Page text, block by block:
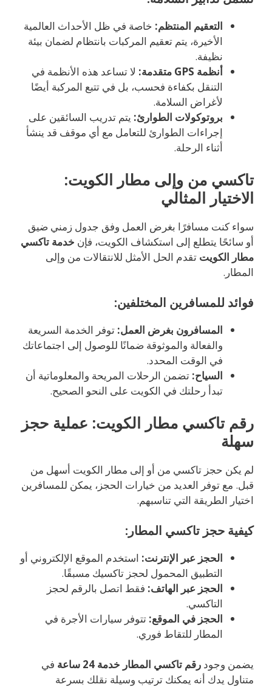
التعقيم المنتظم: خاصة في ظل الأحداث العالمية
الأخيرة، يتم تعقيم المركبات بانتظام لضمان بيئة
نظيفة.
أنظمة GPS متقدمة:
لا تساعد هذه الأنظمة في
التنقل بكفاءة فحسب، بل في تتبع المركبة أيضًا
لأغراض السلامة.
بروتوكولات الطوارئ: يتم تدريب السائقين على
إجراءات الطوارئ للتعامل مع أي موقف قد ينشأ
أثناء الرحلة.
تاكسي من وإلى مطار الكويت:
الاختيار المثالي
سواء كنت مسافرًا بغرض العمل وفق جدول زمني ضيق
أو سائحًا يتطلع إلى استكشاف الكويت، فإن خدمة تاكسي
مطار الكويت تقدم الحل الأمثل للانتقالات من وإلى
المطار.
فوائد للمسافرين المختلفين:
المسافرون بغرض العمل: توفر الخدمة السريعة
والفعالة والموثوقة ضمانًا للوصول إلى اجتماعاتك
في الوقت المحدد.
السياح: تضمن الرحلات المريحة والمعلوماتية أن
تبدأ رحلتك في الكويت على النحو الصحيح.
رقم تاكسي مطار الكويت: عملية حجز
سهلة
لم يكن حجز تاكسي من أو إلى مطار الكويت أسهل من
قبل. مع توفر العديد من خيارات الحجز، يمكن للمسافرين
اختيار الطريقة التي تناسبهم.
كيفية حجز تاكسي المطار:
الحجز عبر الإنترنت: استخدم الموقع الإلكتروني أو
التطبيق المحمول لحجز تاكسيك مسبقًا.
الحجز عبر الهاتف: فقط اتصل بالرقم لحجز
التاكسي.
الحجز في الموقع: تتوفر سيارات الأجرة في
المطار للتقاط فوري.
يضمن وجود رقم تاكسي المطار خدمة 24 ساعة
في
متناول يدك أنه يمكنك ترتيب وسيلة نقلك بسرعة